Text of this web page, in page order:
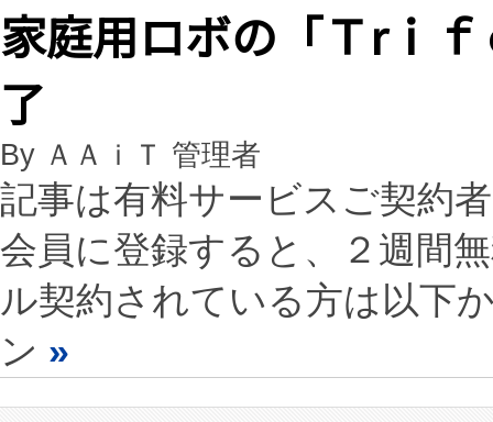
家庭用ロボの「Ｔrｉ
了
By ＡＡｉＴ 管理者
記事は有料サービスご契約
会員に登録すると、２週間
ル契約されている方は以下
ン »